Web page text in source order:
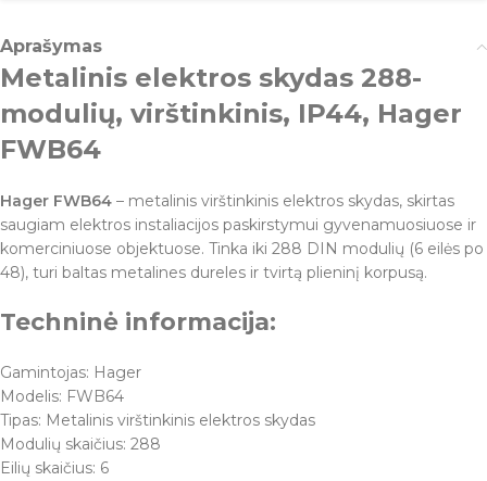
Aprašymas
Metalinis elektros skydas 288-
modulių, virštinkinis, IP44, Hager
FWB64
Hager FWB64 – metalinis virštinkinis elektros skydas, skirtas
saugiam elektros instaliacijos paskirstymui gyvenamuosiuose ir
komerciniuose objektuose. Tinka iki 288 DIN modulių (6 eilės po
48), turi baltas metalines dureles ir tvirtą plieninį korpusą.
Techninė informacija:
Gamintojas: Hager
Modelis: FWB64
Tipas: Metalinis virštinkinis elektros skydas
Modulių skaičius: 288
Eilių skaičius: 6